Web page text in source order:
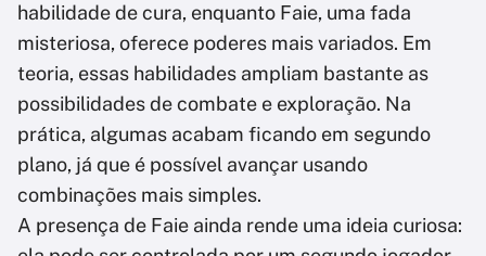
habilidade de cura, enquanto Faie, uma fada
misteriosa, oferece poderes mais variados. Em
teoria, essas habilidades ampliam bastante as
possibilidades de combate e exploração. Na
prática, algumas acabam ficando em segundo
plano, já que é possível avançar usando
combinações mais simples.
A presença de Faie ainda rende uma ideia curiosa: